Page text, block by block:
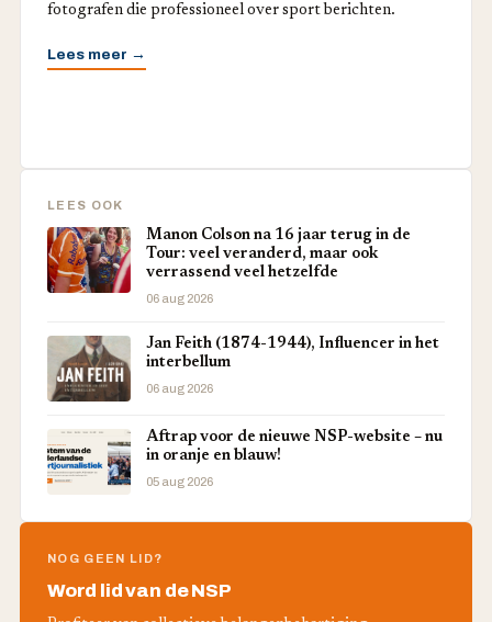
fotografen die professioneel over sport berichten.
Lees meer →
LEES OOK
Manon Colson na 16 jaar terug in de
Tour: veel veranderd, maar ook
verrassend veel hetzelfde
06 aug 2026
Jan Feith (1874-1944), Influencer in het
interbellum
06 aug 2026
Aftrap voor de nieuwe NSP-website – nu
in oranje en blauw!
05 aug 2026
NOG GEEN LID?
Word lid van de NSP